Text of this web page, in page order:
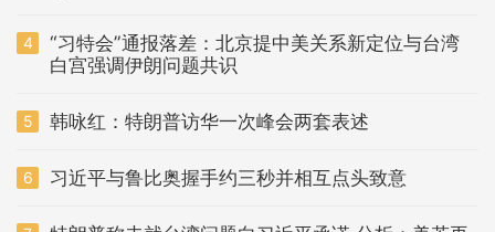
4
“习特会”通报落差：北京提中美关系新定位与台湾
白宫强调伊朗问题共识
5 韩咏红：特朗普访华一次峰会两套表述
6 习近平与鲁比奥握手约三秒并相互点头致意